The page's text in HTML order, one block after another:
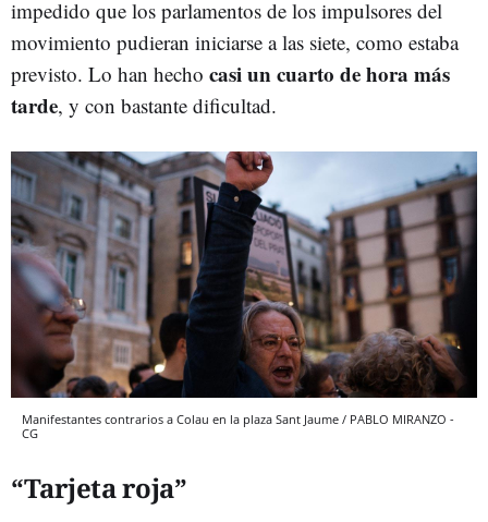
impedido que los parlamentos de los impulsores del
movimiento pudieran iniciarse a las siete, como estaba
previsto. Lo han hecho casi un cuarto de hora más
tarde, y con bastante dificultad.
Manifestantes contrarios a Colau en la plaza Sant Jaume / PABLO MIRANZO -
CG
“Tarjeta roja”